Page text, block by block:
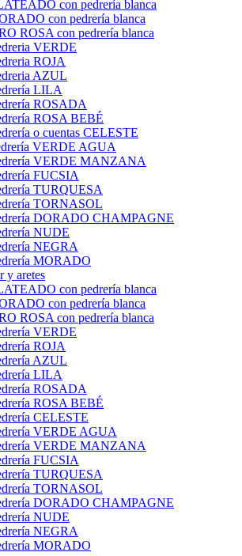
con pedrería blanca
con pedrería blanca
ROSA con pedrería blanca
VERDE
ROJA
AZUL
LILA
ROSADA
ROSA BEBÉ
o cuentas CELESTE
VERDE AGUA
VERDE MANZANA
FUCSIA
TURQUESA
TORNASOL
DORADO CHAMPAGNE
NUDE
NEGRA
MORADO
y aretes
con pedrería blanca
con pedrería blanca
ROSA con pedrería blanca
VERDE
ROJA
AZUL
LILA
ROSADA
ROSA BEBÉ
CELESTE
VERDE AGUA
VERDE MANZANA
FUCSIA
TURQUESA
TORNASOL
DORADO CHAMPAGNE
NUDE
NEGRA
MORADO